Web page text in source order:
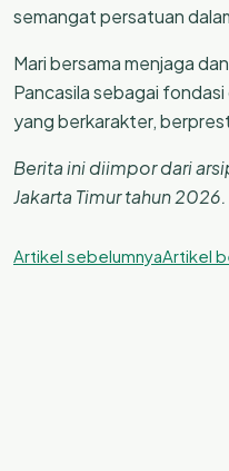
semangat persatuan
Mari bersama menjaga
Pancasila sebagai
yang berkarakter,
Berita ini diimpor dari
Jakarta Timur tahun 2026.
Artikel sebelumnyaArtikel